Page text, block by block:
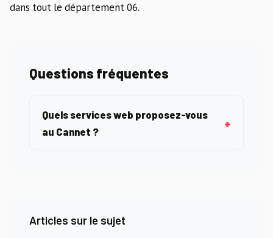
dans tout le département 06.
Questions fréquentes
Quels services web proposez-vous
au Cannet ?
Articles sur le sujet